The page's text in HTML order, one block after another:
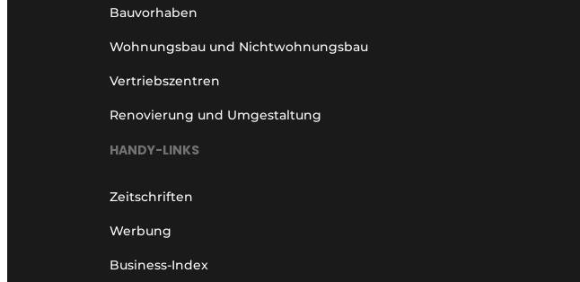
Bauvorhaben
Wohnungsbau und Nichtwohnungsbau
Vertriebszentren
Renovierung und Umgestaltung
HANDY-LINKS
Zeitschriften
Werbung
Business-Index